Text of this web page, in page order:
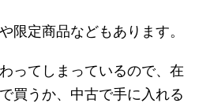
限定商品などもあります。
ってしまっているので、在
買うか、中古で手に入れる